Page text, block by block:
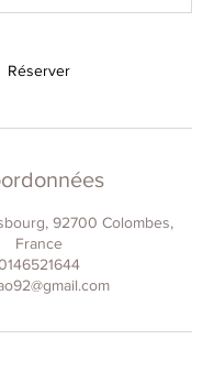
i
Réserver
92700 Colombes,
France